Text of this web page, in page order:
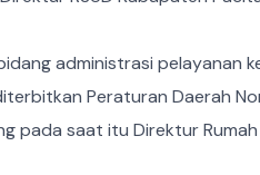
administrasi
Peraturan Daerah
pada saat itu Direktur